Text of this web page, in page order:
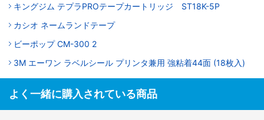
キングジム テプラPROテープカートリッジ ST18K-5P
カシオ ネームランドテープ
ビーポップ CM-300 2
3M エーワン ラベルシール プリンタ兼用 強粘着44面 (18枚入)
よく一緒に購入されている商品